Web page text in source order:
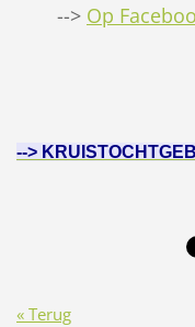
--> Op
-->
« Terug